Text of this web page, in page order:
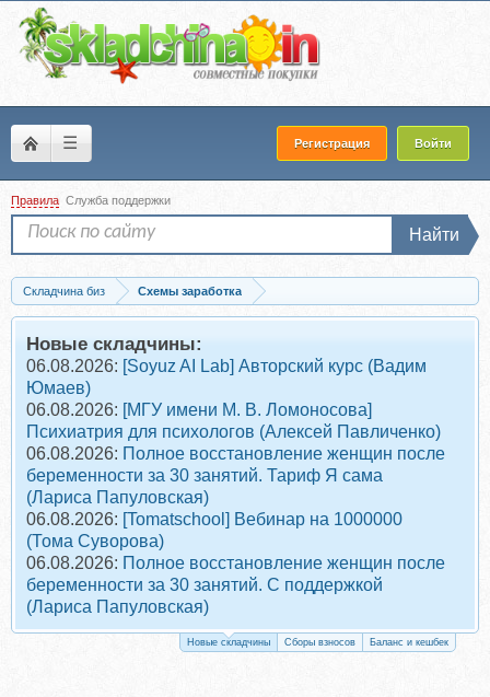
☰ Регистрация Войти
Правила Служба поддержки
Найти
Складчина биз
Схемы заработка
Скачать 5000 рублей уже сегодня (Станислав Бардов)
Новые складчины:
06.08.2026: [Soyuz AI Lab] Авторский курс (Вадим
Юмаев)
06.08.2026: [МГУ имени М. В. Ломоносова]
Психиатрия для психологов (Алексей Павличенко)
06.08.2026: Полное восстановление женщин после
беременности за 30 занятий. Тариф Я сама
(Лариса Папуловская)
06.08.2026: [Tomatschool] Вебинар на 1000000
(Тома Суворова)
06.08.2026: Полное восстановление женщин после
беременности за 30 занятий. С поддержкой
(Лариса Папуловская)
Новые складчины Сборы взносов Баланс и кешбек